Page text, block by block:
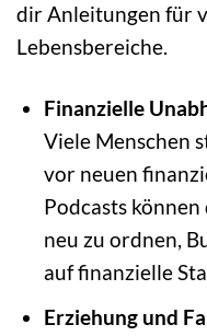
dir Anleitungen für
Lebensbereiche.
Finanzielle
Viele Menschen
vor neuen
Podcasts
neu zu ordnen,
auf finanzielle
Erziehung und